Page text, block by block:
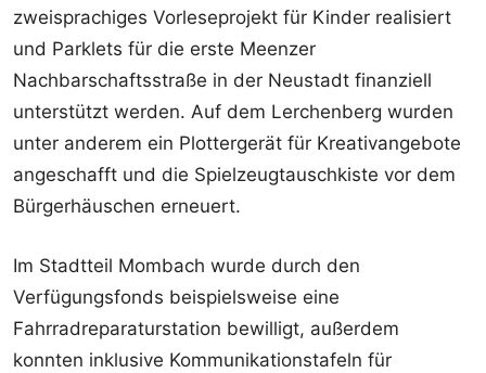
zweisprachiges Vorleseprojekt für Kinder realisiert
und Parklets für die erste Meenzer
Nachbarschaftsstraße in der Neustadt finanziell
unterstützt werden. Auf dem Lerchenberg wurden
unter anderem ein Plottergerät für Kreativangebote
angeschafft und die Spielzeugtauschkiste vor dem
Bürgerhäuschen erneuert.
Im Stadtteil Mombach wurde durch den
Verfügungsfonds beispielsweise eine
Fahrradreparaturstation bewilligt, außerdem
konnten inklusive Kommunikationstafeln für